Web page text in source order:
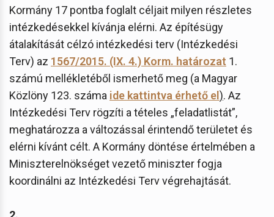
Kormány 17 pontba foglalt céljait milyen részletes
intézkedésekkel kívánja elérni. Az építésügy
átalakítását célzó intézkedési terv (Intézkedési
Terv) az 1567/2015. (IX. 4.) Korm. határozat 1.
számú mellékletéből ismerhető meg (a Magyar
Közlöny 123. száma ide kattintva érhető el). Az
Intézkedési Terv rögzíti a tételes „feladatlistát”,
meghatározza a változással érintendő területet és
elérni kívánt célt. A Kormány döntése értelmében a
Miniszterelnökséget vezető miniszter fogja
koordinálni az Intézkedési Terv végrehajtását.